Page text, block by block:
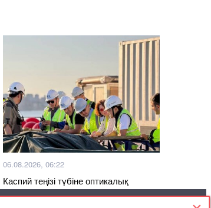
06.08.2026, 06:22
Каспий теңізі түбіне оптикалық
кабель төсеу аяқталды